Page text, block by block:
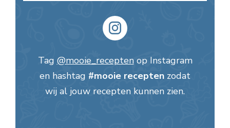
Tag @mooie_receptenop Instagram
en hashtag #mooie recepten zodat
wij al jouw recepten kunnen zien.